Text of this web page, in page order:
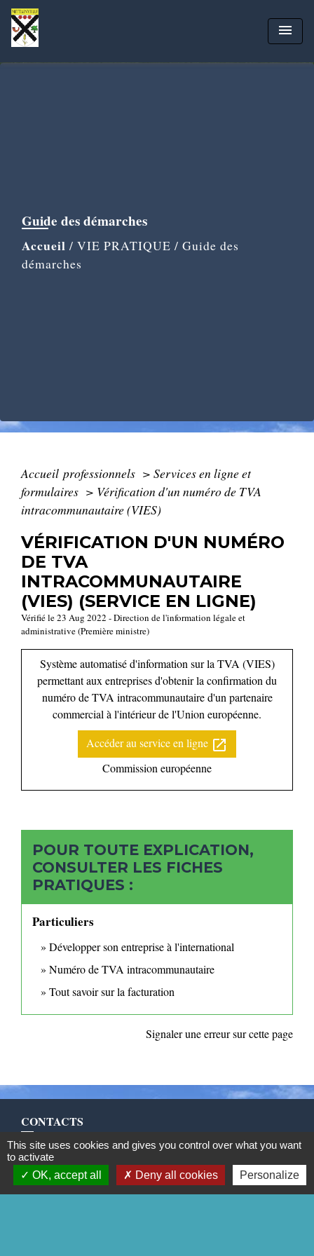
menu
Guide des démarches
Accueil / VIE PRATIQUE / Guide des
démarches
Accueil professionnels > Services en ligne et
formulaires > Vérification d'un numéro de TVA
intracommunautaire (VIES)
VÉRIFICATION D'UN NUMÉRO
DE TVA
INTRACOMMUNAUTAIRE
(VIES) (SERVICE EN LIGNE)
Vérifié le 23 Aug 2022 - Direction de l'information légale et
administrative (Première ministre)
Système automatisé d'information sur la TVA (VIES)
permettant aux entreprises d'obtenir la confirmation du
numéro de TVA intracommunautaire d'un partenaire
commercial à l'intérieur de l'Union européenne.
Accéder au service en ligne open_in_new
Commission européenne
POUR TOUTE EXPLICATION,
CONSULTER LES FICHES
PRATIQUES :
Particuliers
Développer son entreprise à l'international
Numéro de TVA intracommunautaire
Tout savoir sur la facturation
Signaler une erreur sur cette page
CONTACTS
Commune de Mittainville
5 rue de la Mairie
78125 Mittainville - FRANCE
+33 1 34 85 01 62
This site uses cookies and gives you control over what you want
to activate
OK, accept all
Deny all cookies Personalize